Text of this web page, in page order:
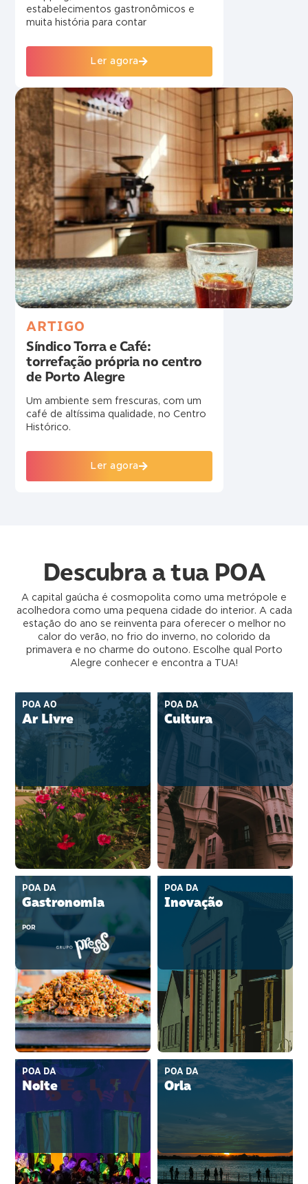
estabelecimentos gastronômicos e
muita história para contar
Ler agora
ARTIGO
Síndico Torra e Café:
torrefação própria no centro
de Porto Alegre
Um ambiente sem frescuras, com um
café de altíssima qualidade, no Centro
Histórico.
Ler agora
Descubra a tua POA
A capital gaúcha é cosmopolita como uma metrópole e
acolhedora como uma pequena cidade do interior. A cada
estação do ano se reinventa para oferecer o melhor no
calor do verão, no frio do inverno, no colorido da
primavera e no charme do outono. Escolhe qual Porto
Alegre conhecer e encontra a TUA!
POA AO
Ar Livre
POA DA
Cultura
POA DA
Gastronomia
POR
POA DA
Inovação
POA DA
Noite
POA DA
Orla